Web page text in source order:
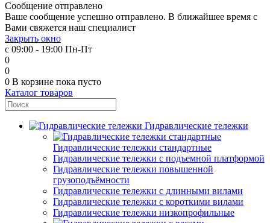
Сообщение отправлено
Ваше сообщение успешно отправлено. В ближайшее время с
Вами свяжется наш специалист
Закрыть окно
с 09:00 - 19:00 Пн-Пт
0
0
0 В корзине пока пусто
Каталог товаров
Гидравлические тележки
Гидравлические тележки стандартные
Гидравлические тележки с подъемной платформой
Гидравлические тележки повышенной
грузоподъёмности
Гидравлические тележки с длинными вилами
Гидравлические тележки с короткими вилами
Гидравлические тележки низкопрофильные